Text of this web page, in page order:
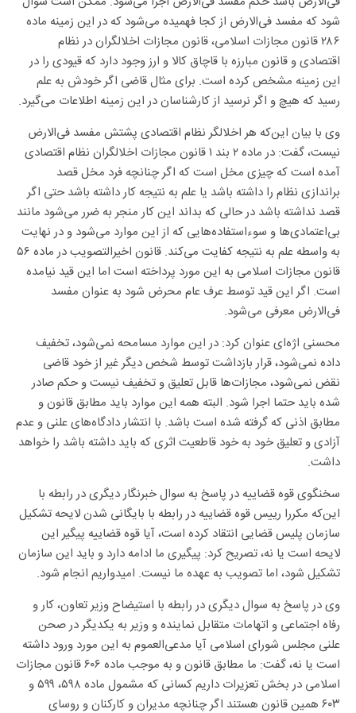
شود که مفسد فی‌الارض از کجا فهمیده می‌شود که در این زمینه ماده
۲۸۶ قانون مجازات اسلامی، قانون مجازات اخلالگران در نظام
اقتصادی و قانون مبارزه با قاچاق کالا و ارز وجود دارد که قیودی را در
این زمینه مشخص کرده است. برای مثال قاضی اگر خودش به علم
رسید که هیچ و اگر نرسید از کارشناسان در این زمینه اطلاعات می‌گیرد.
وی با بیان این‌که هر اخلالگر نظام اقتصادی پشتش مفسد فی‌الارض
نیست، گفت: در ماده ۲ بند ۱ قانون مجازات اخلالگران نظام اقتصادی
آمده است که چیزی مخل است که اگر چنانچه فرد مخل قصد
براندازی نظام را داشته باشد یا علم به نتیجه کار داشته باشد حتی اگر
قصد نداشته باشد در حالی که بداند این کار منجر به ضرر می‌شود مانند
بی‌اعتمادی‌ها و سوء‌استفاده‌هایی که از این موارد می‌شود و در نهایت
به واسطه علم به نتیجه کفایت می‌کند. قانون اخیرالتصویب در ماده ۵۶
قانون مجازات اسلامی به این مورد پرداخته است اما این قید نیامده
است. اگر این قید توسط عرف عام محرض شود به عنوان مفسد
فی‌الارض معرفی می‌شود.
محسنی اژه‌ای عنوان کرد: در این موارد مسامحه نمی‌شود، تخفیف
داده نمی‌شود، قرار بازداشت توسط شخص دیگر غیر از خود قاضی
نقض نمی‌شود، مجازات‌ها قابل تعلیق و تخفیف نیست و حکم صادر
شده باید حتما اجرا شود. البته همه این موارد باید مطابق قانون و
مطابق اذنی که گرفته شده است باشد. با انتشار دادگاه‌های علنی و عدم
آزادی و تعلیق خود به خود قاطعیت اثری که باید داشته باشد را خواهد
داشت.
سخنگوی قوه قضاییه در پاسخ به سوال خبرنگار دیگری در رابطه با
این‌که مکررا رییس قوه قضاییه در رابطه با بایگانی شدن لایحه تشکیل
سازمان پلیس قضایی انتقاد کرده است، آیا قوه قضاییه پیگیر این
لایحه است یا نه، تصریح کرد: پیگیری ما ادامه دارد و باید این سازمان
تشکیل شود، اما تصویب به عهده ما نیست. امیدواریم انجام شود.
وی در پاسخ به سوال دیگری در رابطه با استیضاح وزیر تعاون، کار و
رفاه اجتماعی و اتهامات متقابل نماینده و وزیر به یکدیگر در صحن
علنی مجلس شورای اسلامی آیا مدعی‌العموم به این مورد ورود داشته
است یا نه، گفت: ما مطابق قانون و به موجب ماده ۶۰۶ قانون مجازات
اسلامی در بخش تعزیرات داریم کسانی که مشمول ماده ۵۹۸، ۵۹۹ و
۶۰۳ همین قانون هستند اگر چنانچه مدیران و کارکنان و روسای